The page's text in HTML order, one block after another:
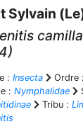
Sylvain
camilla
: Insecta Ordre :
: Nymphalidae
Tribu :